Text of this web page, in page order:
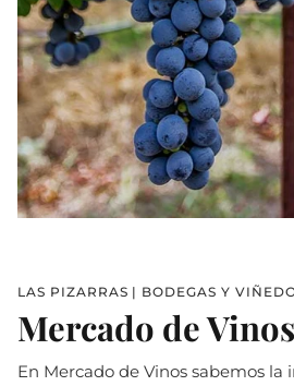
LAS PIZARRAS | BODEGAS Y
Mercado de Vinos
En Mercado de Vinos sabemos la